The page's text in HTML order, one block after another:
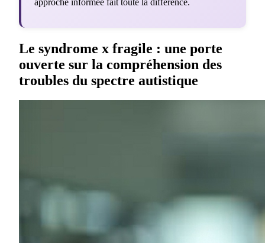
Le syndrome x fragile : une porte
ouverte sur la compréhension des
troubles du spectre autistique